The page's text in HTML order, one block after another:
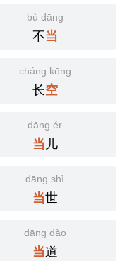
bù dāng
不当
cháng kōng
长空
dāng ér
当 儿
dāng shì
当世
dāng dào
当道